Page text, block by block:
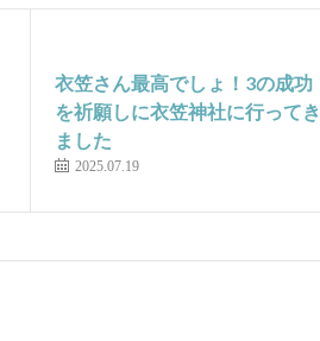
衣笠さん最高でしょ！3の成功
を祈願しに衣笠神社に行ってき
ました
2025.07.19